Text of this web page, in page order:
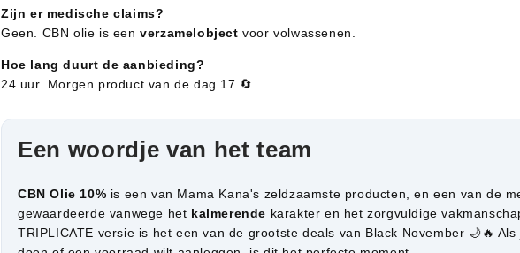
Zijn er medische claims?
Geen. CBN olie is eenverzamelobject voor volwassenen.
Hoe lang duurt de aanbieding?
24 uur. Morgen product van de dag 17 🔄
Een woordje van het team
CBN Olie 10% is een van Mama Kana's zeldzaamste producten, en een van de
gewaardeerde vanwege het kalmerende karakter en het zorgvuldige
TRIPLICATE versie is het een van de grootste deals van Black November 🌙🔥